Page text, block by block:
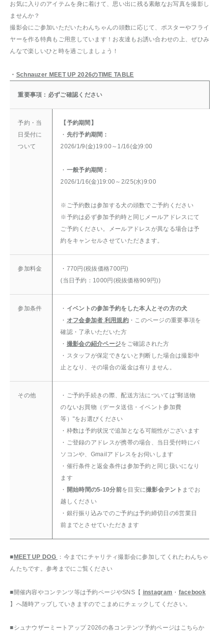
お気に入りのアイテムを身に着けて、思い出に残る素敵なお写真を撮影し
ませんか？
撮影会にご参加いただいたわんちゃんの頭数に応じて、ポスターやフライ
ヤーを作る特典もご用意しています！お友達もお誘い合わせの上、ぜひみ
んなで楽しいひと時を過ごしましょう！
・ Schnauzer MEET UP 2026のTIME TABLE
重要事項：必ずご確認ください
予約・当
日受付に
ついて
【予約期間】
・ 先行予約期間：
2026/1/9(金)19:00～1/16(金)9:00
・ 一般予約期間：
2026/1/16(金)19:00～2/25(水)9:00
※ご予約数は参加する犬の頭数でご予約ください
※予約は必ず参加予約時と同じメールアドレスにて
ご予約ください。メールアドレスが異なる場合は予
約をキャンセルさせていただきます。
参加料金
・770円(税抜価格700円)
(当日予約：1000円(税抜価格909円))
参加条件 ・ イベントの参加予約をした本人とその方の犬
・ オフ会参加者 利用規約・このページの重要事項を
確認・了承いただいた方
・ 撮影会の紹介ページをご確認された方
・スタッフが保定できないと判断した場合は撮影中
止となり、その場合の返金は有りません。
その他
・ご予約手続きの際、配送方法については"郵送物
のないお買物（データ送信・イベント参加費
等）"をお選びください
・ 枠数は予約状況で追加となる可能性がございます
・ご登録のアドレスが携帯の場合、当日受付時にパ
ソコンや、Gmailアドレスをお伺いします
・催行条件と返金条件は参加予約と同じ扱いになり
ます
・ 開始時間の5-10分前を目安に撮影会テント までお
越しください
・銀行振り込みでのご予約は予約締切日の6営業日
前までとさせていただきます
■MEET UP DOG ：今までにチャリティ撮影会に参加してくれたわんちゃ
んたちです。参考までにご覧ください
■開催内容やコンテンツ等は予約ページやSNS【 instagram ・ facebook
】へ随時アップしていきますのでこまめにチェックしてください。
■シュナウザーミートアップ 2026の各コンテンツ予約ページはこちらか